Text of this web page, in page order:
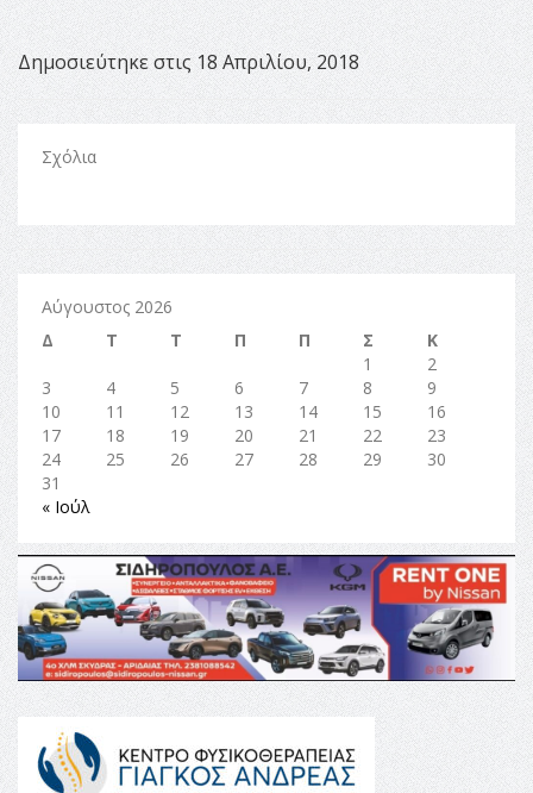
Δημοσιεύτηκε στις 18 Απριλίου, 2018
Σχόλια
Αύγουστος 2026
Δ
Τ Τ Π Π Σ
Κ
1
2
3
4 5 6 7 8
9
10
11 12 13 14 15
16
17
18 19 20 21 22
23
24
25 26 27 28 29
30
31
« Ιούλ